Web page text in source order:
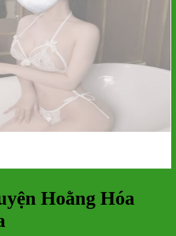
Hoằng Hóa